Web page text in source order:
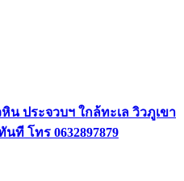
ประจวบฯ ใกล้ทะเล วิวภูเขา
ที โทร 0632897879